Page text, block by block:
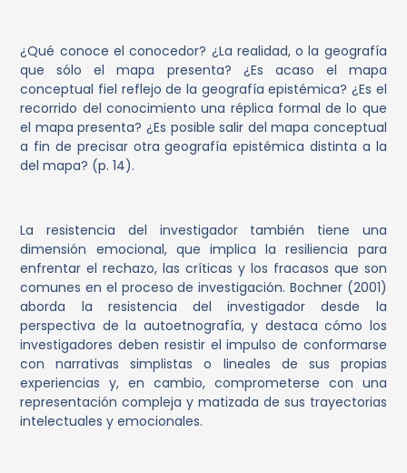
¿Qué conoce el conocedor? ¿La realidad, o la geografía
que sólo el mapa presenta? ¿Es acaso el mapa
conceptual fiel reflejo de la geografía epistémica? ¿Es el
recorrido del conocimiento una réplica formal de lo que
el mapa presenta? ¿Es posible salir del mapa conceptual
a fin de precisar otra geografía epistémica distinta a la
del mapa? (p. 14).
La resistencia del investigador también tiene una
dimensión emocional, que implica la resiliencia para
enfrentar el rechazo, las críticas y los fracasos que son
comunes en el proceso de investigación. Bochner (2001)
aborda la resistencia del investigador desde la
perspectiva de la autoetnografía, y destaca cómo los
investigadores deben resistir el impulso de conformarse
con narrativas simplistas o lineales de sus propias
experiencias y, en cambio, comprometerse con una
representación compleja y matizada de sus trayectorias
intelectuales y emocionales.